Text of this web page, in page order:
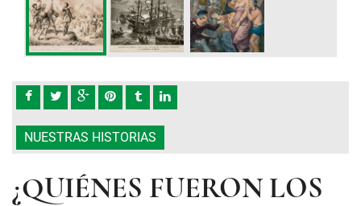
NUESTRAS HISTORIAS
¿QUIÉNES FUERON LOS